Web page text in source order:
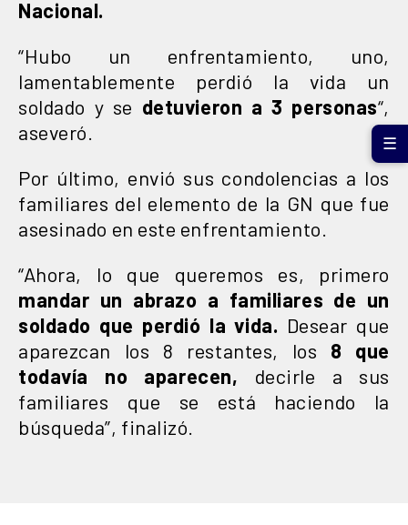
Nacional.
“Hubo un enfrentamiento, uno,
lamentablemente perdió la vida un
soldado y se detuvieron a 3 personas“,
aseveró.
Por último, envió sus condolencias a los
familiares del elemento de la GN que fue
asesinado en este enfrentamiento.
“Ahora, lo que queremos es, primero
mandar un abrazo a familiares de un
soldado que perdió la vida. Desear que
aparezcan los 8 restantes, los 8 que
todavía no aparecen, decirle a sus
familiares que se está haciendo la
búsqueda”, finalizó.
☰